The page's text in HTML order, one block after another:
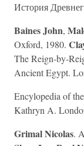
История
Baines John,
Oxford, 1980.
The Reign-by-
Ancient Egypt.
Encylopedia of
Kathryn A.
Grimal Nicolas.